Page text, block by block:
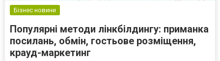
Бізнес новини
Популярні методи лінкбілдингу: приманка
посилань, обмін, гостьове розміщення,
крауд-маркетинг